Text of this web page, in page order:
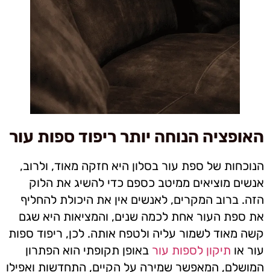
האופציה הנוחה יותר ריפוד ספות עור
הנוכחות של ספת עור בסלון היא חזקה מאוד, ולרוב,
אנשים מוציאים ממיטב כספם כדי להשיג את הלוק
הזה. ברוב המקרים, לאנשים אין את היכולת להחליף
את ספת העור אחת לכמה שנים, והמציאות היא שגם
קשה מאוד לשמור עליה ולטפח אותה. לכן, ריפוד ספות
עור או תיקון לספות עור באופן תקופתי הוא הפתרון
המושלם, המאפשר שמירה על הקיים, התחדשות ואפילו